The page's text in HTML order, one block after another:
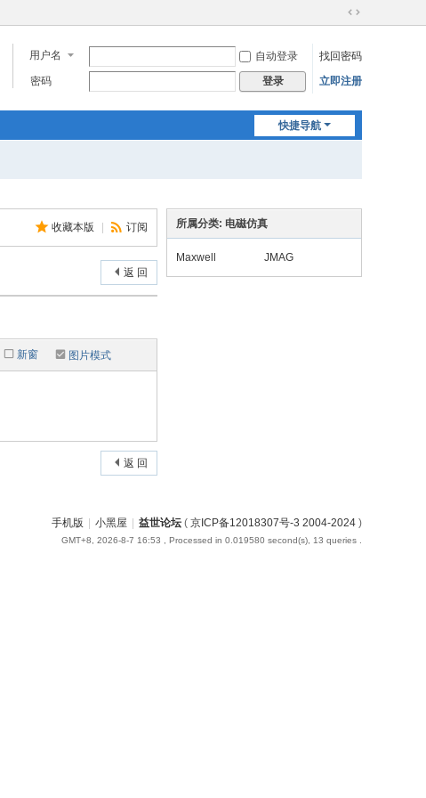
切
到
宽
用户名 自动登录
找回密码
密码
登录 立即注册
快捷导航
收藏本版 订阅
返 回
新窗 图片模式
返 回
所属分类: 电磁仿真
Maxwell JMAG
手机版 小黑屋 益世论坛 ( 京ICP备12018307号-3 2004-2024 )
GMT+8, 2026-8-7 16:53 , Processed in 0.019580 second(s), 13 queries .